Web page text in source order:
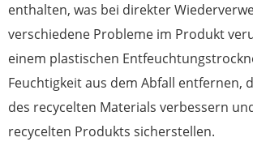
enthalten, was bei direkter
verschiedene Probleme im Produkt
einem plastischen
Feuchtigkeit aus dem Abfall entfernen,
des recycelten Materials verbessern
recycelten Produkts sicherstellen.